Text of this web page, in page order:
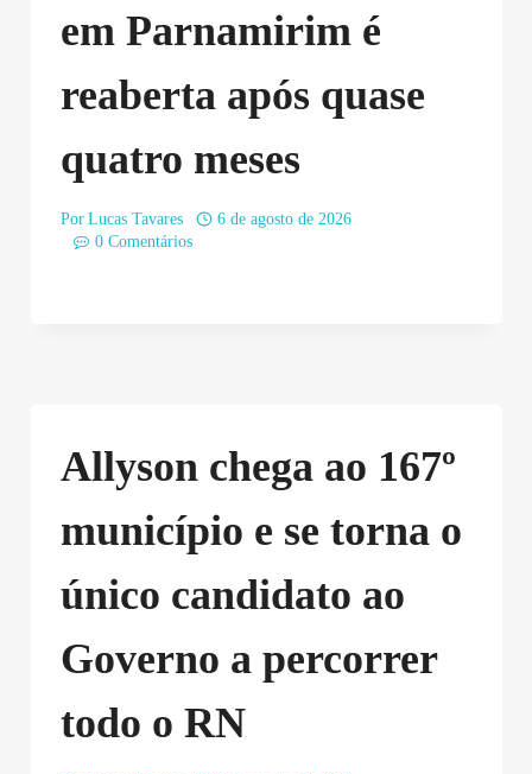
em Parnamirim é
reaberta após quase
quatro meses
Por Lucas Tavares
6 de agosto de 2026
0 Comentários
Allyson chega ao 167º
município e se torna o
único candidato ao
Governo a percorrer
todo o RN